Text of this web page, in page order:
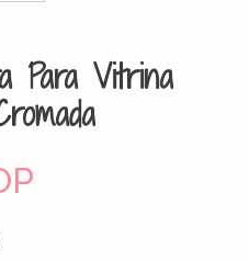
Para Vitrina